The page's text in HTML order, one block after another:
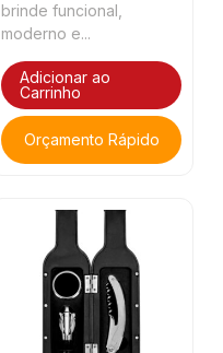
brinde funcional,
moderno e...
Adicionar ao
Carrinho
Orçamento Rápido